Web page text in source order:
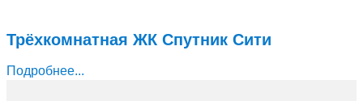
Трёхкомнатная ЖК Спутник Сити
Подробнее...